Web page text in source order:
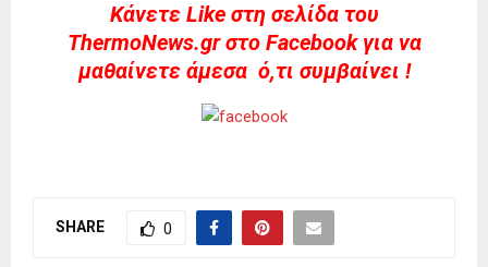
Kάνετε Like στη σελίδα του
ThermoNews.gr στο Facebook για να
μαθαίνετε άμεσα ό,τι συμβαίνει !
SHARE 0